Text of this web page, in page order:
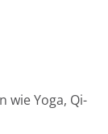
wie Yoga, Qi-